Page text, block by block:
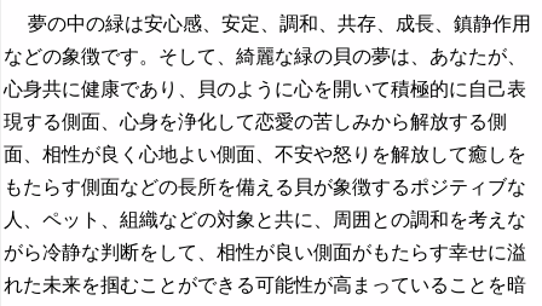
夢の中の緑は安心感、安定、調和、共存、成長、鎮静作用
などの象徴です。そして、綺麗な緑の貝の夢は、あなたが、
心身共に健康であり、貝のように心を開いて積極的に自己表
現する側面、心身を浄化して恋愛の苦しみから解放する側
面、相性が良く心地よい側面、不安や怒りを解放して癒しを
もたらす側面などの長所を備える貝が象徴するポジティブな
人、ペット、組織などの対象と共に、周囲との調和を考えな
がら冷静な判断をして、相性が良い側面がもたらす幸せに溢
れた未来を掴むことができる可能性が高まっていることを暗